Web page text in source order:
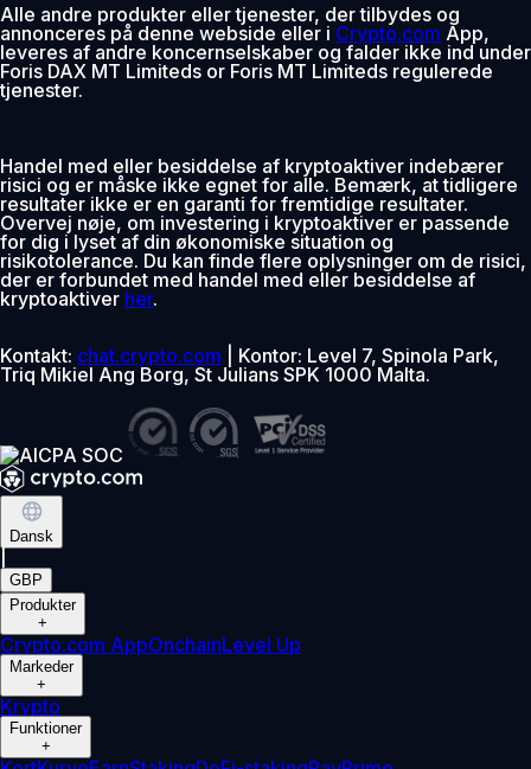
Alle andre produkter eller tjenester, der tilbydes og
annonceres på denne webside eller i Crypto.com App,
leveres af andre koncernselskaber og falder ikke ind under
Foris DAX MT Limiteds or Foris MT Limiteds regulerede
tjenester.
Handel med eller besiddelse af kryptoaktiver indebærer
risici og er måske ikke egnet for alle. Bemærk, at tidligere
resultater ikke er en garanti for fremtidige resultater.
Overvej nøje, om investering i kryptoaktiver er passende
for dig i lyset af din økonomiske situation og
risikotolerance. Du kan finde flere oplysninger om de risici,
der er forbundet med handel med eller besiddelse af
kryptoaktiver her.
Kontakt: chat.crypto.com | Kontor: Level 7, Spinola Park,
Triq Mikiel Ang Borg, St Julians SPK 1000 Malta.
Dansk
GBP
Produkter
+
Crypto.com AppOnchainLevel Up
Markeder
+
Krypto
Funktioner
+